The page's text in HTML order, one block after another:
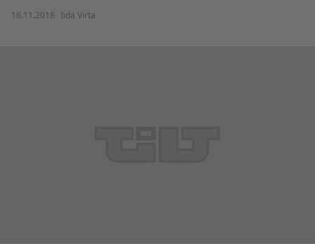
16.11.2018 Iida Virta